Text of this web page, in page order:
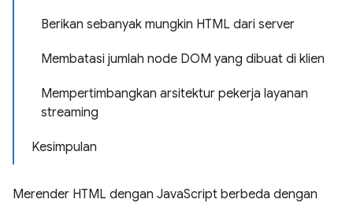
Berikan sebanyak mungkin HTML dari server
Membatasi jumlah node DOM yang dibuat di klien
Mempertimbangkan arsitektur pekerja layanan
streaming
Kesimpulan
Merender HTML dengan JavaScript berbeda dengan